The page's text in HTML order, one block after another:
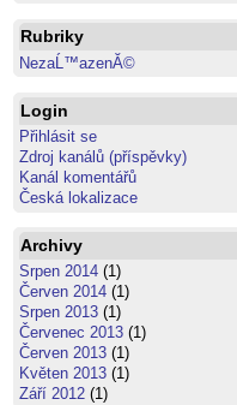
Rubriky
NezaĹ™azenĂ©
Login
Přihlásit se
Zdroj kanálů (příspěvky)
Kanál komentářů
Česká lokalizace
Archivy
Srpen 2014(1)
Červen 2014(1)
Srpen 2013(1)
Červenec 2013(1)
Červen 2013(1)
Květen 2013(1)
Září 2012(1)